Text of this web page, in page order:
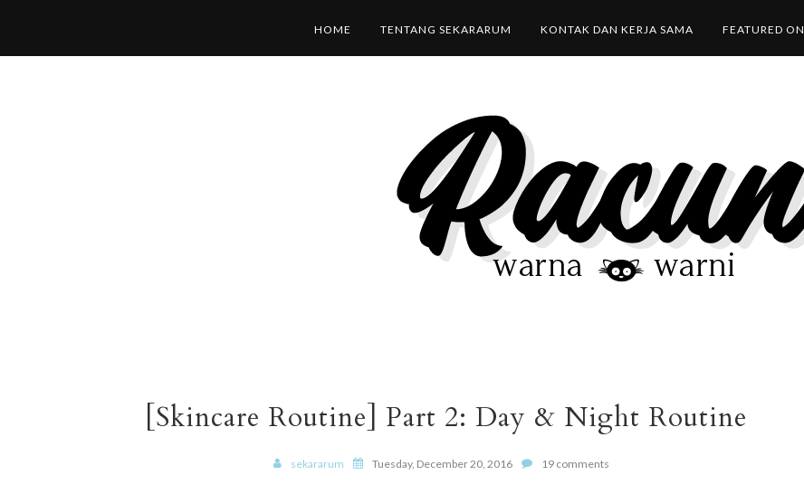
HOME TENTANG SEKARARUM KONTAK DAN KERJA SAMA FEATURED ON
[Skincare Routine] Part 2: Day & Night Routine
sekararum Tuesday, December 20, 2016 19 comments